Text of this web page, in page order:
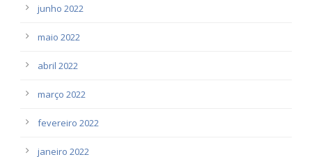
junho 2022
maio 2022
abril 2022
março 2022
fevereiro 2022
janeiro 2022